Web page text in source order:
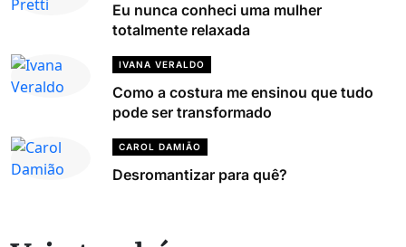
Eu nunca conheci uma mulher
totalmente relaxada
IVANA VERALDO
Como a costura me ensinou que tudo
pode ser transformado
CAROL DAMIÃO
Desromantizar para quê?